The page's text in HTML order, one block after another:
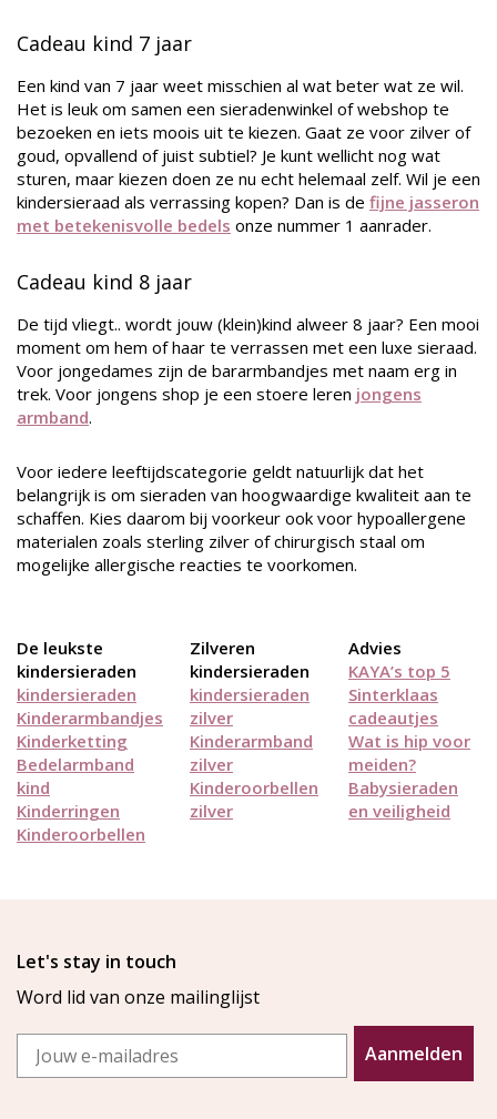
Cadeau kind 7 jaar
Een kind van 7 jaar weet misschien al wat beter wat ze wil.
Het is leuk om samen een sieradenwinkel of webshop te
bezoeken en iets moois uit te kiezen. Gaat ze voor zilver of
goud, opvallend of juist subtiel? Je kunt wellicht nog wat
sturen, maar kiezen doen ze nu echt helemaal zelf. Wil je een
kindersieraad als verrassing kopen? Dan is de fijne jasseron
met betekenisvolle bedels onze nummer 1 aanrader.
Cadeau kind 8 jaar
De tijd vliegt.. wordt jouw (klein)kind alweer 8 jaar? Een mooi
moment om hem of haar te verrassen met een luxe sieraad.
Voor jongedames zijn de bararmbandjes met naam erg in
trek. Voor jongens shop je een stoere leren jongens
armband.
Voor iedere leeftijdscategorie geldt natuurlijk dat het
belangrijk is om sieraden van hoogwaardige kwaliteit aan te
schaffen. Kies daarom bij voorkeur ook voor hypoallergene
materialen zoals sterling zilver of chirurgisch staal om
mogelijke allergische reacties te voorkomen.
De leukste
kindersieraden
kindersieraden
Kinderarmbandjes
Kinderketting
Bedelarmband
kind
Kinderringen
Kinderoorbellen
Zilveren
kindersieraden
kindersieraden
zilver
Kinderarmband
zilver
Kinderoorbellen
zilver
Advies
KAYA’s top 5
Sinterklaas
cadeautjes
Wat is hip voor
meiden?
Babysieraden
en veiligheid
Let's stay in touch
Word lid van onze mailinglijst
Email
Aanmelden